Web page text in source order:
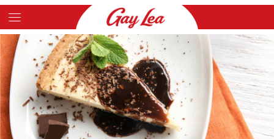
Skip
to
main
content
Main
Content